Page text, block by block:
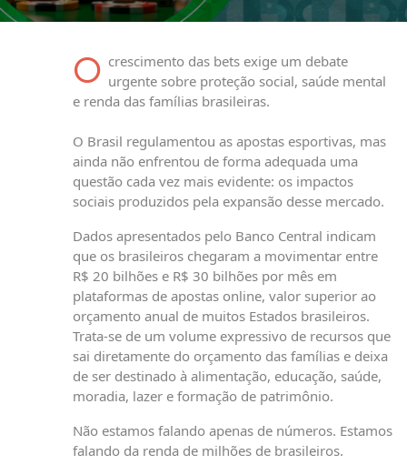
O crescimento das bets exige um debate
urgente sobre proteção social, saúde mental
e renda das famílias brasileiras.
O Brasil regulamentou as apostas esportivas, mas
ainda não enfrentou de forma adequada uma
questão cada vez mais evidente: os impactos
sociais produzidos pela expansão desse mercado.
Dados apresentados pelo Banco Central indicam
que os brasileiros chegaram a movimentar entre
R$ 20 bilhões e R$ 30 bilhões por mês em
plataformas de apostas online, valor superior ao
orçamento anual de muitos Estados brasileiros.
Trata-se de um volume expressivo de recursos que
sai diretamente do orçamento das famílias e deixa
de ser destinado à alimentação, educação, saúde,
moradia, lazer e formação de patrimônio.
Não estamos falando apenas de números. Estamos
falando da renda de milhões de brasileiros.